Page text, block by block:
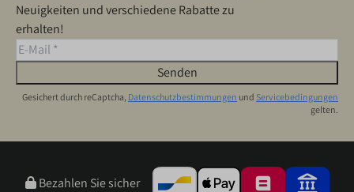
Neuigkeiten und verschiedene Rabatte zu
erhalten!
Senden
Gesichert durch reCaptcha, Datenschutzbestimmungen und Servicebedingungen
gelten.
Bezahlen Sie sicher